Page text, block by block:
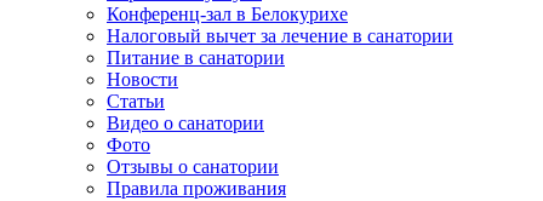
Конференц-зал в Белокурихе
Налоговый вычет за лечение в санатории
Питание в санатории
Новости
Статьи
Видео о санатории
Фото
Отзывы о санатории
Правила проживания